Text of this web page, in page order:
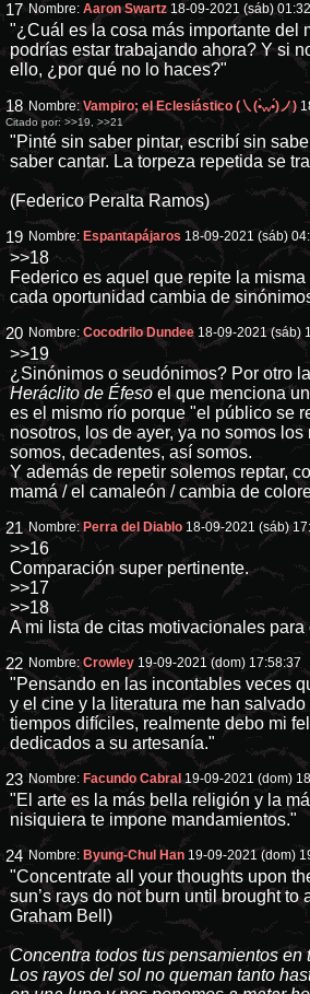
17 Nombre:Aaron Swartz 18-09-2021 (sáb)
"¿Cuál es la cosa más importante del
podrías estar trabajando ahora? Y si
ello, ¿por qué no lo haces?"
18 Nombre:Vampiro; el Eclesiástico (㇏(•̀ᵥᵥ•́)ノ)
Citado por: >>19, >>21
"Pinté sin saber pintar, escribí sin
saber cantar. La torpeza repetida se
(Federico Peralta Ramos)
19 Nombre: Espantapájaros 18-09-2021 (sáb)
>>18
Federico es aquel que repite la
cada oportunidad cambia de
20 Nombre:Cocodrilo Dundee 18-09-2021 (sáb)
>>19
¿Sinónimos o seudónimos? Por otro
Heráclito de Éfesoel que menciona
es el mismo río porque "el público se
nosotros, los de ayer, ya no somos
somos, decadentes, así somos.
Y además de repetir solemos reptar,
mamá / el camaleón / cambia de
21 Nombre: Perra del Diablo 18-09-2021 (sáb)
>>16
Comparación super pertinente.
>>17
>>18
A mi lista de citas motivacionales para
22 Nombre:Crowley 19-09-2021 (dom) 17:58:37
"Pensando en las incontables veces
y el cine y la literatura me han
tiempos difíciles, realmente debo mi
dedicados a su artesanía."
23 Nombre: Facundo Cabral 19-09-2021 (dom)
"El arte es la más bella religión y la
nisiquiera te impone mandamientos."
24 Nombre: Byung-Chul Han 19-09-2021 (dom)
"Concentrate all your thoughts upon
sun’s rays do not burn until brought to
Graham Bell)
Concentra todos tus pensamientos en
Los rayos del sol no queman tanto